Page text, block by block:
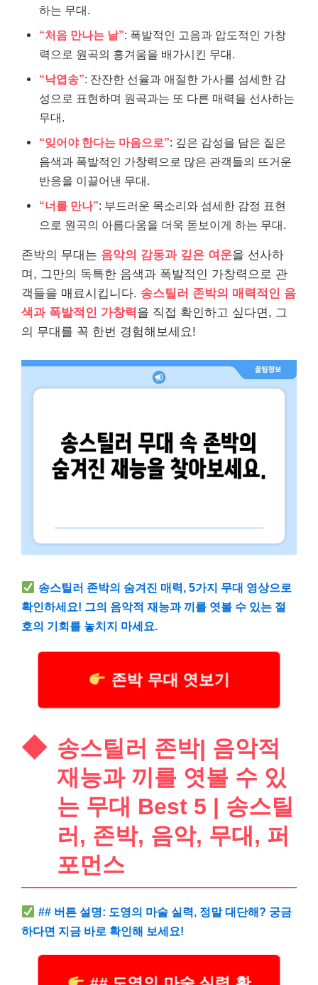
하는 무대.
“처음 만나는 날”: 폭발적인 고음과 압도적인 가창
력으로 원곡의 흥겨움을 배가시킨 무대.
“낙엽송”: 잔잔한 선율과 애절한 가사를 섬세한 감
성으로 표현하며 원곡과는 또 다른 매력을 선사하는
무대.
“잊어야 한다는 마음으로”: 깊은 감성을 담은 짙은
음색과 폭발적인 가창력으로 많은 관객들의 뜨거운
반응을 이끌어낸 무대.
“너를 만나”: 부드러운 목소리와 섬세한 감정 표현
으로 원곡의 아름다움을 더욱 돋보이게 하는 무대.
존박의 무대는 음악의 감동과 깊은 여운을 선사하
며, 그만의 독특한 음색과 폭발적인 가창력으로 관
객들을 매료시킵니다. 송스틸러 존박의 매력적인 음
색과 폭발적인 가창력 을 직접 확인하고 싶다면, 그
의 무대를 꼭 한번 경험해보세요!
송스틸러 존박의 숨겨진 매력, 5가지 무대 영상으로
확인하세요! 그의 음악적 재능과 끼를 엿볼 수 있는 절
호의 기회를 놓치지 마세요.
존박 무대 엿보기
송스틸러 존박| 음악적
재능과 끼를 엿볼 수 있
는 무대 Best 5 | 송스틸
러, 존박, 음악, 무대, 퍼
포먼스
## 버튼 설명: 도영의 마술 실력, 정말 대단해? 궁금
하다면 지금 바로 확인해 보세요!